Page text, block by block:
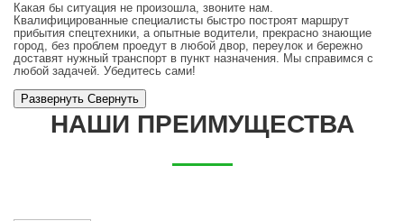
Какая бы ситуация не произошла, звоните нам.
Квалифицированные специалисты быстро построят маршрут
прибытия спецтехники, а опытные водители, прекрасно знающие
город, без проблем проедут в любой двор, переулок и бережно
доставят нужный транспорт в пункт назначения. Мы справимся с
любой задачей. Убедитесь сами!
Развернуть Cвернуть
НАШИ ПРЕИМУЩЕСТВА